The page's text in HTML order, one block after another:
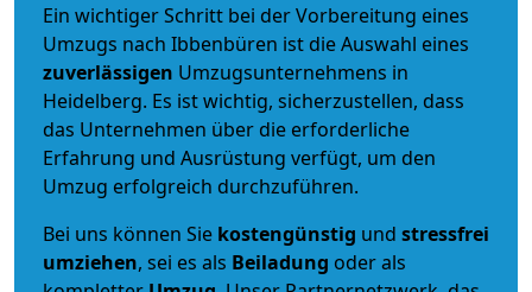
Ein wichtiger Schritt bei der Vorbereitung eines
Umzugs nach Ibbenbüren ist die Auswahl eines
zuverlässigen Umzugsunternehmens in
Heidelberg. Es ist wichtig, sicherzustellen, dass
das Unternehmen über die erforderliche
Erfahrung und Ausrüstung verfügt, um den
Umzug erfolgreich durchzuführen.
Bei uns können Sie kostengünstig und stressfrei
umziehen, sei es als Beiladung oder als